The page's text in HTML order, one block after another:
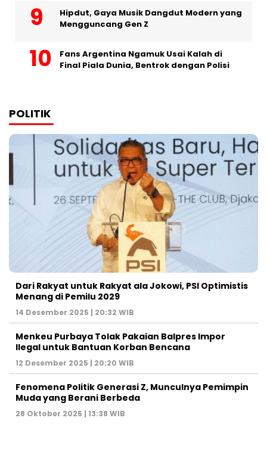
Hipdut, Gaya Musik Dangdut Modern yang
Mengguncang Gen Z
Fans Argentina Ngamuk Usai Kalah di
Final Piala Dunia, Bentrok dengan Polisi
POLITIK
Dari Rakyat untuk Rakyat ala Jokowi, PSI Optimistis
Menang di Pemilu 2029
14 Desember 2025 | 20:32 WIB
Menkeu Purbaya Tolak Pakaian Balpres Impor
Ilegal untuk Bantuan Korban Bencana
12 Desember 2025 | 20:20 WIB
Fenomena Politik Generasi Z, Munculnya Pemimpin
Muda yang Berani Berbeda
28 Oktober 2025 | 13:38 WIB